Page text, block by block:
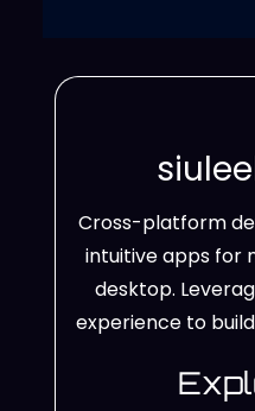
Cross-platform
intuitive apps for
desktop.
experience to